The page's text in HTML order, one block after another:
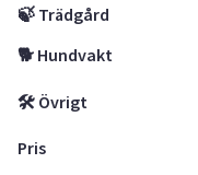
🍃 Trädgård
🐕 Hundvakt
🛠 Övrigt
Pris